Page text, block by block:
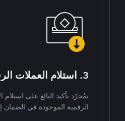
3. استلام العملات الرقمية
بمُجرّد تأكيد البائع على
الرقمية الموجودة في الضمان